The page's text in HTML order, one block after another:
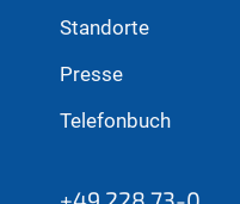
Standorte
Presse
Telefonbuch